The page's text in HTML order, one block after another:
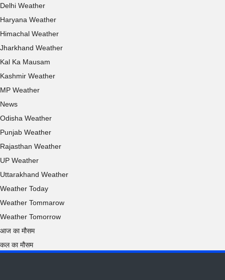
Delhi Weather
Haryana Weather
Himachal Weather
Jharkhand Weather
Kal Ka Mausam
Kashmir Weather
MP Weather
News
Odisha Weather
Punjab Weather
Rajasthan Weather
UP Weather
Uttarakhand Weather
Weather Today
Weather Tommarow
Weather Tomorrow
आज का मौसम
कल का मौसम